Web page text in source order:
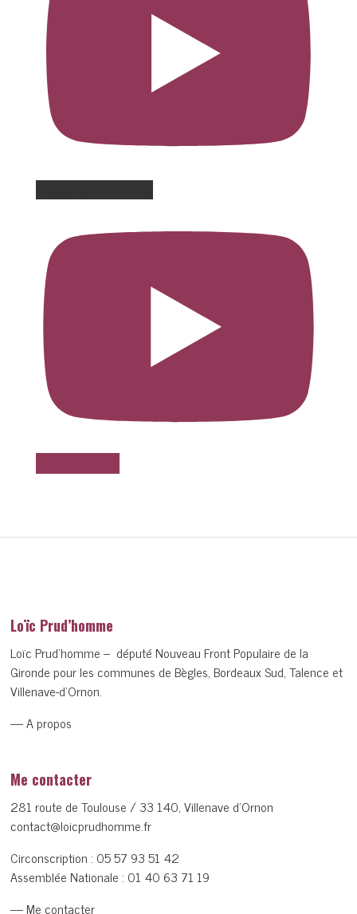
Loïc Prud’homme
Loïc Prud’homme – député Nouveau Front Populaire de la
Gironde pour les communes de Bègles, Bordeaux Sud, Talence et
Villenave-d’Ornon.
— A propos
Me contacter
281 route de Toulouse / 33 140, Villenave d’Ornon
contact@loicprudhomme.fr
Circonscription : 05 57 93 51 42
Assemblée Nationale : 01 40 63 71 19
— Me contacter